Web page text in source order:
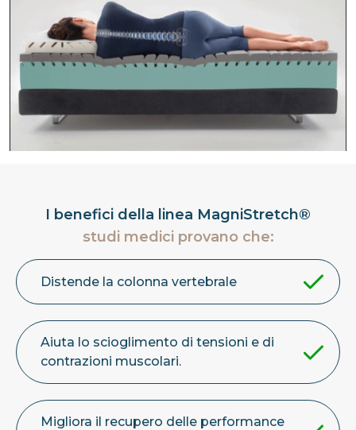
I benefici della linea MagniStretch®
studi medici provano che:
Distende la colonna vertebrale
Aiuta lo scioglimento di tensioni e di
contrazioni muscolari.
Migliora il recupero delle performance